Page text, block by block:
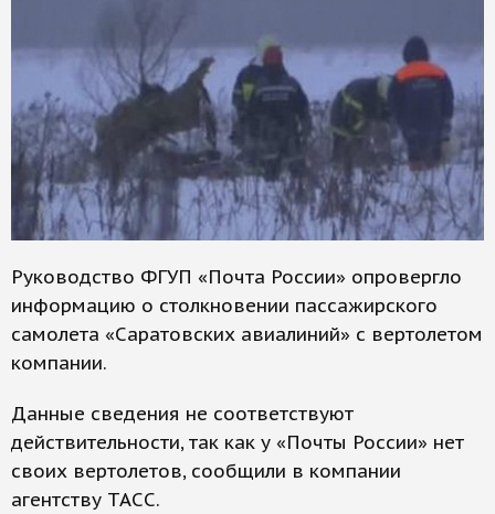
Руководство ФГУП «Почта России» опровергло
информацию о столкновении пассажирского
самолета «Саратовских авиалиний» с вертолетом
компании.
Данные сведения не соответствуют
действительности, так как у «Почты России» нет
своих вертолетов, сообщили в компании
агентству ТАСС.